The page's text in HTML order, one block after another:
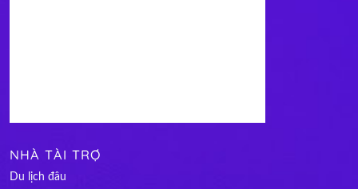
NHÀ TÀI TRỢ
Du lịch đâu